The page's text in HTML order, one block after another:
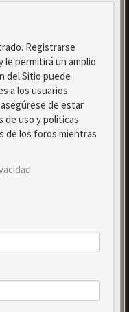
Registrarse
le permitirá un amplio
del Sitio puede
a los usuarios
de estar
de uso y políticas
de los foros mientras